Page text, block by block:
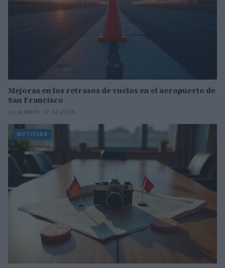
Mejoras en los retrasos de vuelos en el aeropuerto de
San Francisco
Lucía Marín · 17 Jul 2026
NOTICIAS